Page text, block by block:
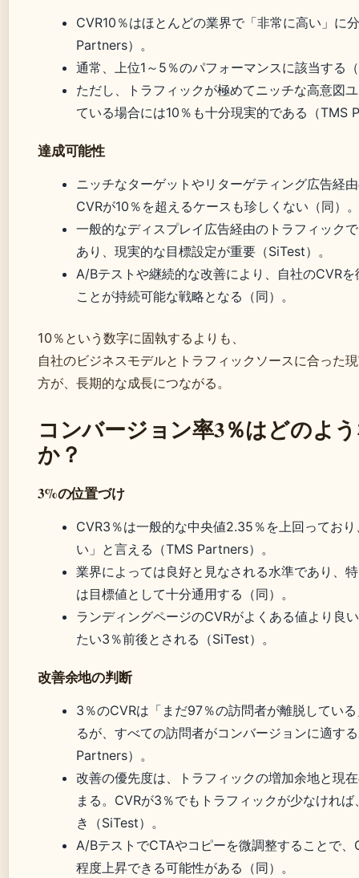
CVR10％はほとんどの業界で「非常に高い」に
Partners）。
通常、上位1～5％のパフォーマンスに該当する
ただし、トラフィックが極めてニッチな高意図
ている場合には10％も十分現実的である（TMS
達成可能性
ニッチなターゲットやリターゲティング広告経
CVRが10％を超えるケースも珍しくない（同）。
一般的なディスプレイ広告経由のトラフィック
あり、現実的な目標設定が重要（SiTest）。
A/Bテストや継続的な改善により、自社のCVR
ことが持続可能な戦略となる（同）。
10％という数字に固執するよりも、
自社のビジネスモデルとトラフィックソースに合った
方が、長期的な成長につながる。
コンバージョン率3％はどのよ
か？
3%の位置づけ
CVR3％は一般的な中央値2.35％を上回ってお
い」と言える（TMS Partners）。
業界によっては良好と見なされる水準であり、
は目標値として十分通用する（同）。
ランディングページのCVRがよくある値より良
たい3％前後とされる（SiTest）。
改善余地の判断
3％のCVRは「まだ97％の訪問者が離脱してい
るが、すべての訪問者がコンバージョンに適す
Partners）。
改善の優先度は、トラフィックの増加余地と現
まる。CVRが3％でもトラフィックが少なけれ
き（SiTest）。
A/BテストでCTAやコピーを微調整することで
程度上昇できる可能性がある（同）。